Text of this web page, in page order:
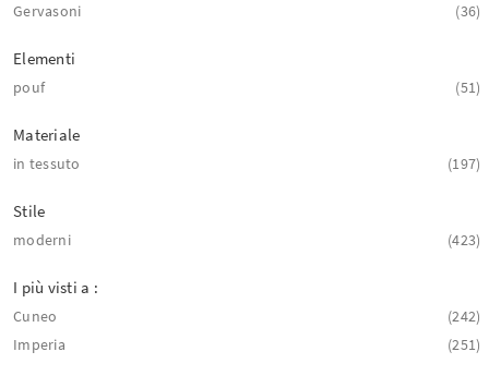
Gervasoni 36
Elementi
pouf 51
Materiale
in tessuto 197
Stile
moderni 423
I più visti a :
Cuneo
242
Imperia
251